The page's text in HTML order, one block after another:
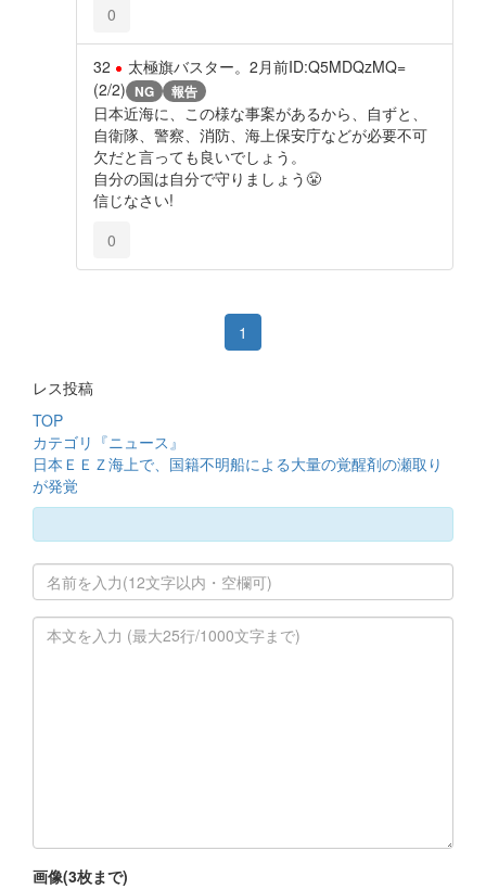
0
32 太極旗バスター。 2月前ID:Q5MDQzMQ=
(2/2) NG 報告
日本近海に、この様な事案があるから、自ずと、
自衛隊、警察、消防、海上保安庁などが必要不可
欠だと言っても良いでしょう。
自分の国は自分で守りましょう😤
信じなさい!
0
1
レス投稿
TOP
カテゴリ『ニュース』
日本ＥＥＺ海上で、国籍不明船による大量の覚醒剤の瀬取り
が発覚
画像(3枚まで)